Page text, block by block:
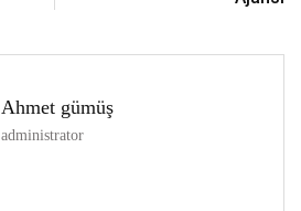
Ahmet gümüş
administrator